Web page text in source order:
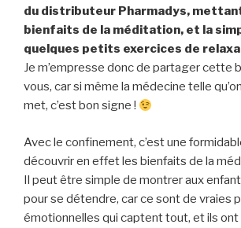
du distributeur Pharmadys,
bienfaits de la méditation, et la
quelques petits exercices de
Je m’empresse donc de partager cette
vous, car si même la médecine telle
met, c’est bon signe !
Avec le confinement, c’est une
découvrir en effet les bienfaits de la
Il peut être simple de montrer aux
pour se détendre, car ce sont de vraies
émotionnelles qui captent tout, et ils ont